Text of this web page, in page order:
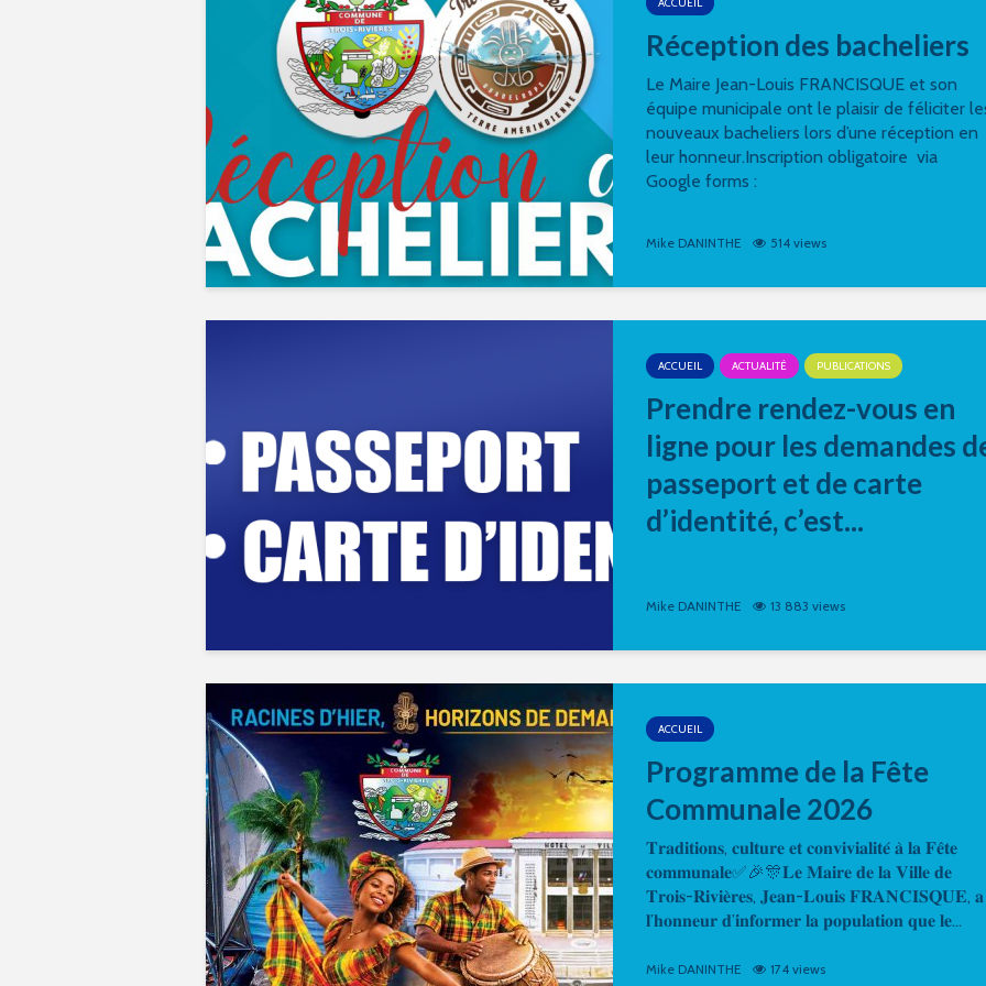
Réception des bacheliers
Le Maire Jean-Louis FRANCISQUE et son
équipe municipale ont le plaisir de féliciter
nouveaux bacheliers lors d’une réception en
leur honneur.Inscription obligatoire via
Google forms :
Mike DANINTHE 514 views
ACCUEIL ACTUALITÉ PUBLICATIONS
Prendre rendez-vous en
ligne pour les demandes
passeport et de carte
d’identité, c’est...
Mike DANINTHE 13 883 views
ACCUEIL
Programme de la Fête
Communale 2026
𝐓𝐫𝐚𝐝𝐢𝐭𝐢𝐨𝐧𝐬, 𝐜𝐮𝐥𝐭𝐮𝐫𝐞 𝐞𝐭 𝐜𝐨𝐧𝐯𝐢𝐯𝐢𝐚𝐥𝐢𝐭𝐞́ 𝐚̀ 𝐥𝐚 𝐅𝐞̂𝐭𝐞
𝐜𝐨𝐦𝐦𝐮𝐧𝐚𝐥𝐞✅🎉🎊𝐋𝐞 𝐌𝐚𝐢𝐫𝐞 𝐝𝐞 𝐥𝐚 𝐕𝐢𝐥𝐥𝐞 𝐝𝐞
𝐓𝐫𝐨𝐢𝐬-𝐑𝐢𝐯𝐢𝐞̀𝐫𝐞𝐬, 𝐉𝐞𝐚𝐧-𝐋𝐨𝐮𝐢𝐬 𝐅𝐑𝐀𝐍𝐂𝐈𝐒𝐐𝐔𝐄, 𝐚
𝐥’𝐡𝐨𝐧𝐧𝐞𝐮𝐫 𝐝’𝐢𝐧𝐟𝐨𝐫𝐦𝐞𝐫 𝐥𝐚 𝐩𝐨𝐩𝐮𝐥𝐚𝐭𝐢𝐨𝐧 𝐪𝐮𝐞 𝐥𝐞...
Mike DANINTHE 174 views